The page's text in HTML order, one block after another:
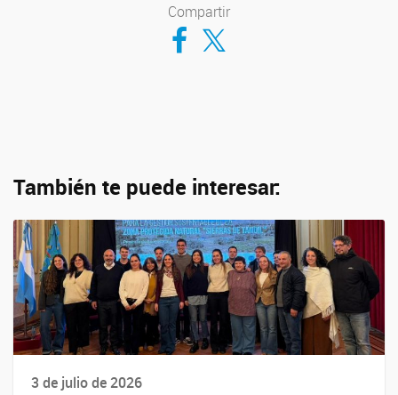
Compartir
Compartir en Facebook
Compartir en Twitter
También te puede interesar:
3 de julio de 2026